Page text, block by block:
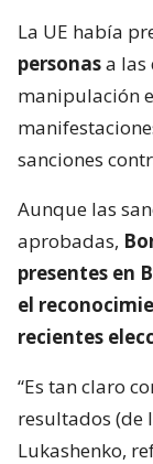
La UE había
personasa las
manipulación
sanciones
Aunque las
aprobadas,
presentes en
el
recientes
“Es tan claro
resultados (de
Lukashenko,